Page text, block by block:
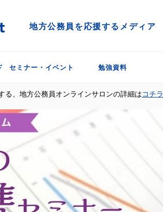
地方公務員を応援するメディア
セミナー・イベント 勉強資料
、地方公務員オンラインサロンの詳細はコチラ